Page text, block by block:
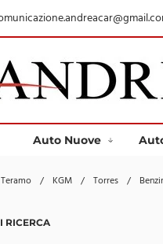
Auto Nuove
Teramo / KGM / Torres /
RICERCA